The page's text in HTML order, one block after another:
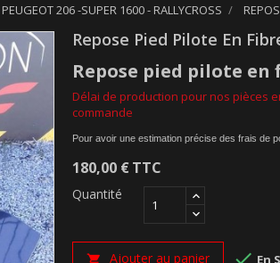
PEUGEOT 206 -SUPER 1600 - RALLYCROSS
Repose Pied Pilote En
Repose pied pilote en
Délai de production pour nos pièces
commande
Pour avoir une estimation précise des frais de
180,00 €TTC
Quantité
 Ajouter au panier 